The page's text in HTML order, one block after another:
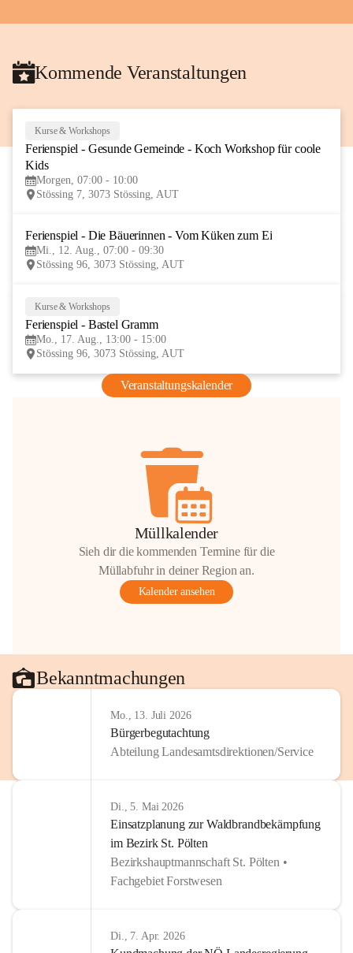
Kommende Veranstaltungen
AUG
Kurse & Workshops
Ferienspiel - Gesunde Gemeinde - Koch Workshop für coole
Kids
Morgen, 07:00 - 10:00
Stössing 7, 3073 Stössing, AUT
Ferienspiel - Die Bäuerinnen - Vom Küken zum Ei
Mi., 12. Aug., 07:00 - 09:30
Stössing 96, 3073 Stössing, AUT
Kurse & Workshops
Ferienspiel - Bastel Gramm
Mo., 17. Aug., 13:00 - 15:00
Stössing 96, 3073 Stössing, AUT
Veranstaltungskalender
Müllkalender
Sieh dir die kommenden Termine für die
Müllabfuhr in deiner Region an.
Kalender ansehen
Bekanntmachungen
Mo., 13. Juli 2026
Bürgerbegutachtung
Abteilung Landesamtsdirektionen/Service
Di., 5. Mai 2026
Einsatzplanung zur Waldbrandbekämpfung
im Bezirk St. Pölten
Bezirkshauptmannschaft St. Pölten •
Fachgebiet Forstwesen
Di., 7. Apr. 2026